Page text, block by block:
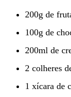
200g de
100g de
200ml de
2 colheres
1 xícara de